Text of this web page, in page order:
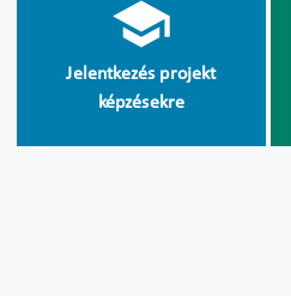
Jelentkezés projekt
képzésekre